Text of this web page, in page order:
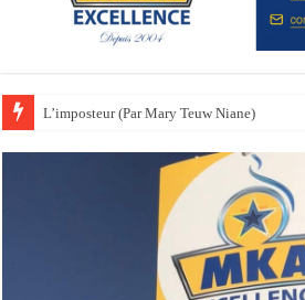
Guinée : vers une grève à la BCRG